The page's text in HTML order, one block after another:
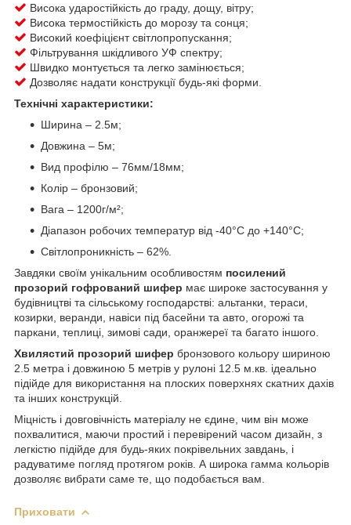
Висока ударостійкість до граду, дощу, вітру;
Висока термостійкість до морозу та сонця;
Високий коефіцієнт світлопропускання;
Фільтрування шкідливого УФ спектру;
Швидко монтується та легко замінюється;
Дозволяє надати конструкції будь-які форми.
Технічні характеристики:
Ширина – 2.5м;
Довжина – 5м;
Вид профілю – 76мм/18мм;
Колір – бронзовий;
Вага – 1200г/м²;
Діапазон робочих температур від -40°C до +140°C;
Світлопроникність – 62%.
Завдяки своїм унікальним особливостям посилений
прозорий гофрований шифер має широке застосування у
будівництві та сільському господарстві: альтанки, тераси,
козирки, веранди, навіси під басейни та авто, огорожі та
паркани, теплиці, зимові сади, оранжереї та багато іншого.
Хвилястий прозорий шифер бронзового кольору шириною
2.5 метра і довжиною 5 метрів у рулоні 12.5 м.кв. ідеально
підійде для використання на плоских поверхнях скатних дахів
та інших конструкцій.
Міцність і довговічність матеріалу не єдине, чим він може
похвалитися, маючи простий і перевірений часом дизайн, з
легкістю підійде для будь-яких покрівельних завдань, і
радуватиме погляд протягом років. А широка гамма кольорів
дозволяє вибрати саме те, що подобається вам.
Приховати